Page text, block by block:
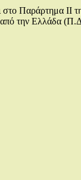
στο Παράρτημα II
από την Ελλάδα